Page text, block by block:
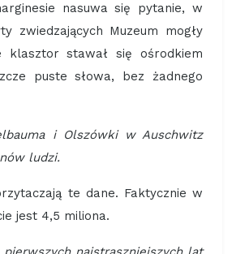
nasuwa się pytanie, w
zwiedzających Muzeum mogły
klasztor stawał się ośrodkiem
puste słowa, bez żadnego
i Olszówki w Auschwitz
ludzi.
te dane. Faktycznie w
jest 4,5 miliona.